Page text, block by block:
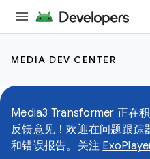
MEDIA DEV CENTER
Media3 Transformer 正在
反馈意见！欢迎在问题跟踪
和错误报告。关注